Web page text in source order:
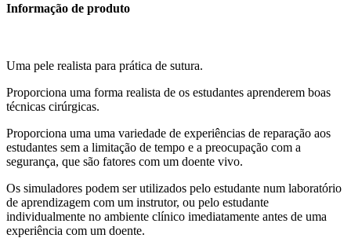
Informação de produto
Uma pele realista para prática de sutura.
Proporciona uma forma realista de os estudantes aprenderem boas
técnicas cirúrgicas.
Proporciona uma uma variedade de experiências de reparação aos
estudantes sem a limitação de tempo e a preocupação com a
segurança, que são fatores com um doente vivo.
Os simuladores podem ser utilizados pelo estudante num laboratório
de aprendizagem com um instrutor, ou pelo estudante
individualmente no ambiente clínico imediatamente antes de uma
experiência com um doente.